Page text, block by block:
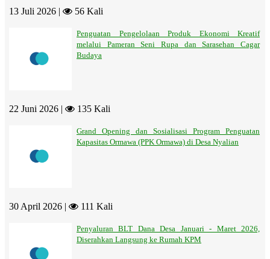
13 Juli 2026 | 56 Kali
Penguatan Pengelolaan Produk Ekonomi Kreatif
melalui Pameran Seni Rupa dan Sarasehan Cagar
Budaya
22 Juni 2026 | 135 Kali
Grand Opening dan Sosialisasi Program Penguatan
Kapasitas Ormawa (PPK Ormawa) di Desa Nyalian
30 April 2026 | 111 Kali
Penyaluran BLT Dana Desa Januari - Maret 2026,
Diserahkan Langsung ke Rumah KPM